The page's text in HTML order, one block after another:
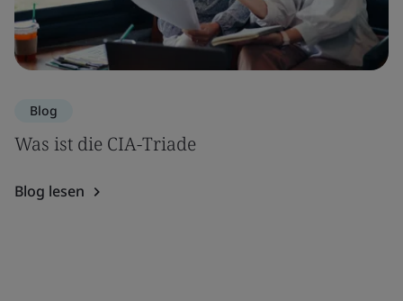
Blog
Was ist die CIA-Triade
Blog lesen